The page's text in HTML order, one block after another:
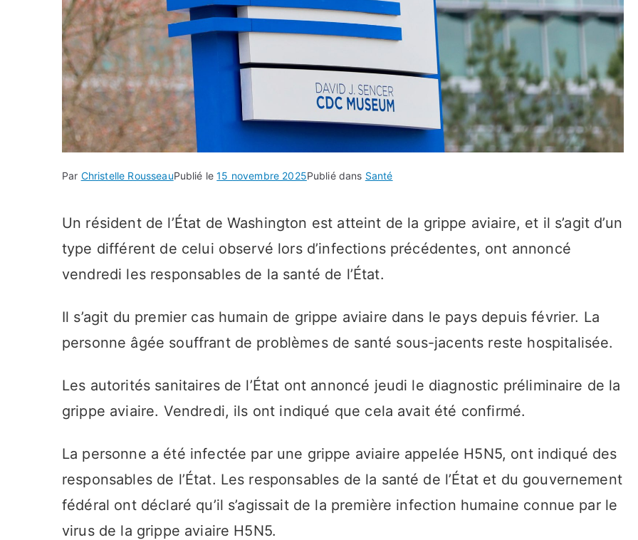
Par Christelle RousseauPublié le15 novembre 2025Publié dans Santé
Un résident de l’État de Washington est atteint de la grippe aviaire, et il s’agit d’un
type différent de celui observé lors d’infections précédentes, ont annoncé
vendredi les responsables de la santé de l’État.
Il s’agit du premier cas humain de grippe aviaire dans le pays depuis février. La
personne âgée souffrant de problèmes de santé sous-jacents reste hospitalisée.
Les autorités sanitaires de l’État ont annoncé jeudi le diagnostic préliminaire de la
grippe aviaire. Vendredi, ils ont indiqué que cela avait été confirmé.
La personne a été infectée par une grippe aviaire appelée H5N5, ont indiqué des
responsables de l’État. Les responsables de la santé de l’État et du gouvernement
fédéral ont déclaré qu’il s’agissait de la première infection humaine connue par le
virus de la grippe aviaire H5N5.